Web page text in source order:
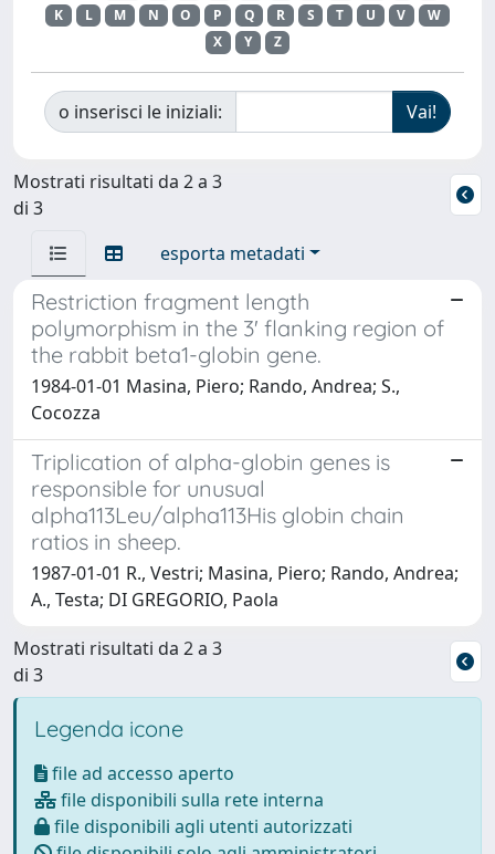
K
L M N O P Q R S T U V
W
X
Y Z
o inserisci le iniziali:
Mostrati risultati da 2 a 3
di 3
esporta metadati
Restriction fragment length
polymorphism in the 3' flanking region of
the rabbit beta1-globin gene.
1984-01-01 Masina, Piero; Rando, Andrea; S.,
Cocozza
Triplication of alpha-globin genes is
responsible for unusual
alpha113Leu/alpha113His globin chain
ratios in sheep.
1987-01-01 R., Vestri; Masina, Piero; Rando, Andrea;
A., Testa; DI GREGORIO, Paola
Mostrati risultati da 2 a 3
di 3
Legenda icone
file ad accesso aperto
file disponibili sulla rete interna
file disponibili agli utenti autorizzati